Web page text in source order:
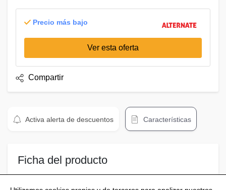
Precio más bajo
Ver esta oferta
Compartir
Activa alerta de descuentos Características
Ficha del producto